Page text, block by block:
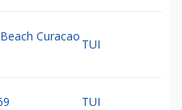
Curacao
TUI
TUI